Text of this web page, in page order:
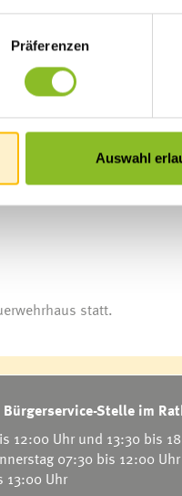
Präferenzen
Auswahl
statt.
Stelle im
12:00 Uhr und 13:30 bis
07:30 bis 12:00 Uhr
13:00 Uhr